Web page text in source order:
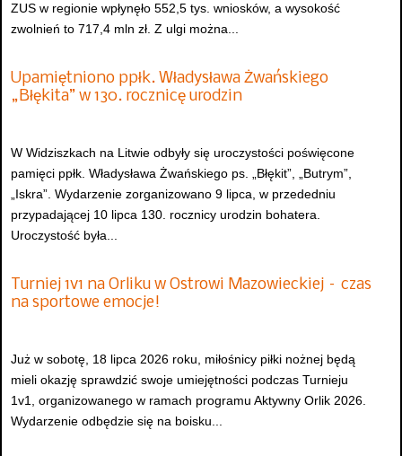
ZUS w regionie wpłynęło 552,5 tys. wniosków, a wysokość
zwolnień to 717,4 mln zł. Z ulgi można...
Upamiętniono ppłk. Władysława Żwańskiego
„Błękita” w 130. rocznicę urodzin
W Widziszkach na Litwie odbyły się uroczystości poświęcone
pamięci ppłk. Władysława Żwańskiego ps. „Błękit”, „Butrym”,
„Iskra”. Wydarzenie zorganizowano 9 lipca, w przededniu
przypadającej 10 lipca 130. rocznicy urodzin bohatera.
Uroczystość była...
Turniej 1v1 na Orliku w Ostrowi Mazowieckiej – czas
na sportowe emocje!
Już w sobotę, 18 lipca 2026 roku, miłośnicy piłki nożnej będą
mieli okazję sprawdzić swoje umiejętności podczas Turnieju
1v1, organizowanego w ramach programu Aktywny Orlik 2026.
Wydarzenie odbędzie się na boisku...